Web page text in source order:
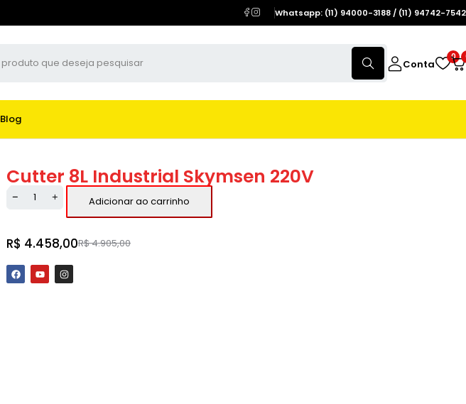
Whatsapp: (11) 94000-3188 / (11) 94742-7542
Conta
0
Blog
Cutter 8L Industrial Skymsen 220V
Adicionar ao carrinho
R$4.905,00
R$ 4.458,00